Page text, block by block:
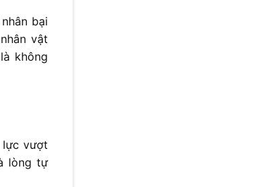
bại
vật
không
lực vượt
lòng tự